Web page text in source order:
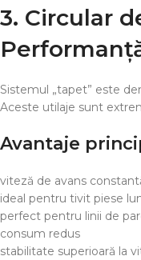
3. Circular
Sistemul „tapet” este
Aceste utilaje sunt
Avantaje
viteză de avans
ideal pentru tivit piese
perfect pentru linii de
consum redus
stabilitate superioară la